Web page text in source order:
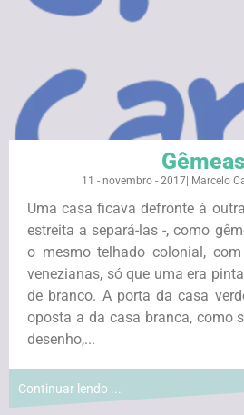
Gêmeas
11 - novembro - 2017 Marcelo
Uma casa ficava defronte à
estreita a separá-las -, como
o mesmo telhado colonial,
venezianas, só que uma era
de branco. A porta da casa
oposta a da casa branca, como
desenho,...
Continuar lendo ...